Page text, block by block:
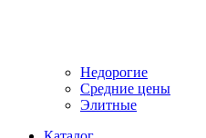
Недорогие
Средние цены
Элитные